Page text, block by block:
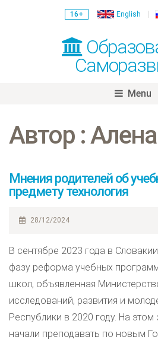
16+ English
Menu
content
Автор :
Мнения родителей об
предмету технология
28/12/2024
В сентябре 2023 года в
фазу реформа учебных
школ, объявленная
исследований, развития и
Республики в 2020 году. На
начали преподавать по новым